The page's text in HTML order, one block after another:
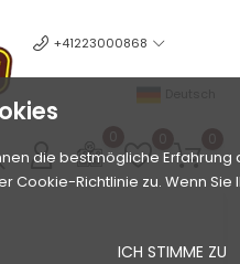
die bestmögliche
Cookie-Richtlinie zu. Wenn
ICH STIMME ZU
+41223000868